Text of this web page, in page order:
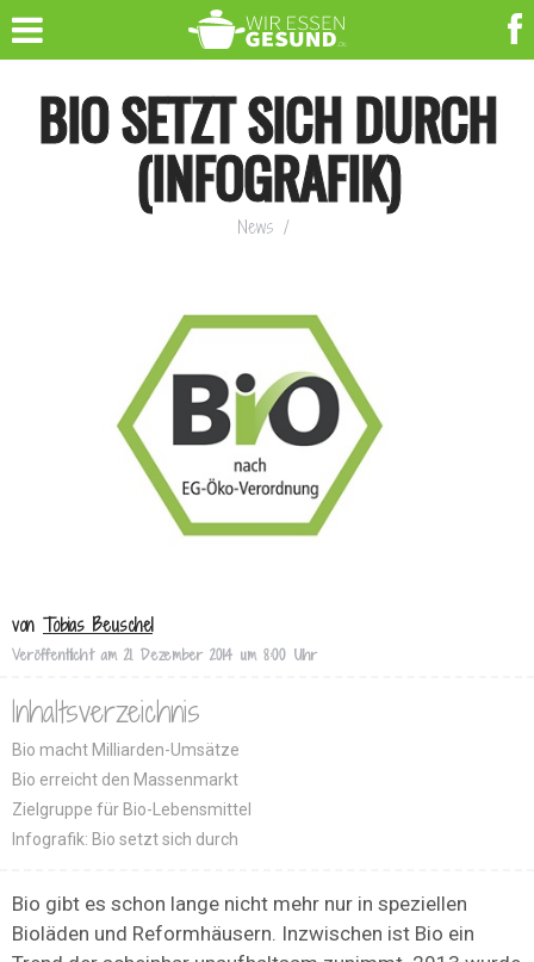
BIO SETZT SICH DURCH
(INFOGRAFIK)
News /
von Tobias Beuschel
Veröffentlicht am 21. Dezember 2014 um 8:00 Uhr
Inhaltsverzeichnis
Bio macht Milliarden-Umsätze
Bio erreicht den Massenmarkt
Zielgruppe für Bio-Lebensmittel
Infografik: Bio setzt sich durch
Bio gibt es schon lange nicht mehr nur in speziellen
Bioläden und Reformhäusern. Inzwischen ist Bio ein